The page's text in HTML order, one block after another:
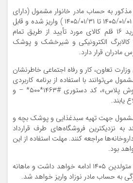
مذکور به حساب مادر خانوار مشمول (دارای
کودک متولد شده از تاریخ ۱۴۰۵/۰۱/۰۱ تا ۱۴۰۵/۰۱/۳۱ ) واریز شده و قابل
استفاده است و امکان خرید ۱۶ قلم کالای مورد تأیید از طریق تمام
کالابرگ الکترونیکی و شیرخشک و پوشک
مادران قرار دارد.
تعاون، کار و رفاه اجتماعی خاطرنشان
می‌توانند با استفاده از برنامه کاربردی
«بله»، برنامه کاربردی «سروش پلاس»، کد دستوری #۱۴۶۳*۵۰۰* – و
یابند.
جهت تهیه سبدغذایی و پوشک بچه و
به نزدیکترین فروشگاه‌های طرف قرارداد
مراجعه کنند. مهلت استفاده از این
بود.
این طرح ماهانه برای همه متولدین ۱۴۰۵ ادامه خواهد داشت و ماهانه